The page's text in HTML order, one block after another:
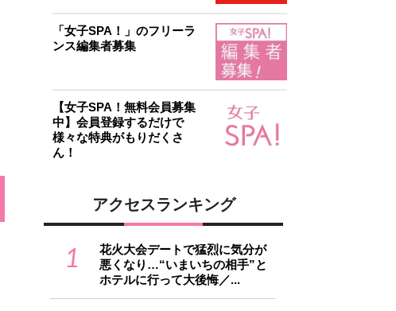
「女子SPA！」のフリーラ
ンス編集者募集
【女子SPA！無料会員募集
中】会員登録するだけで
様々な特典がもりだくさ
ん！
アクセスランキング
1
花火大会デートで猛烈に気分が
悪くなり…“いまいちの相手”と
ホテルに行って大後悔／...